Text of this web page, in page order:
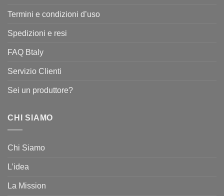
Termini e condizioni d’uso
Spedizioni e resi
FAQ Btaly
Servizio Clienti
Sei un produttore?
CHI SIAMO
Chi Siamo
L’idea
La Mission